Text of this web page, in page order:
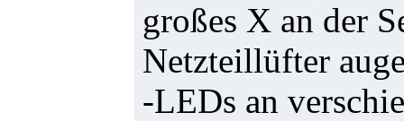
großes X an der
Netzteillüfter
-LEDs an